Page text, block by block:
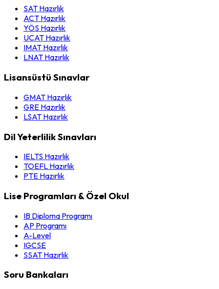
SAT Hazırlık
ACT Hazırlık
YÖS Hazırlık
UCAT Hazırlık
IMAT Hazırlık
LNAT Hazırlık
Lisansüstü Sınavlar
GMAT Hazırlık
GRE Hazırlık
LSAT Hazırlık
Dil Yeterlilik Sınavları
IELTS Hazırlık
TOEFL Hazırlık
PTE Hazırlık
Lise Programları & Özel Okul
IB Diploma Programı
AP Programı
A-Level
IGCSE
SSAT Hazırlık
Soru Bankaları